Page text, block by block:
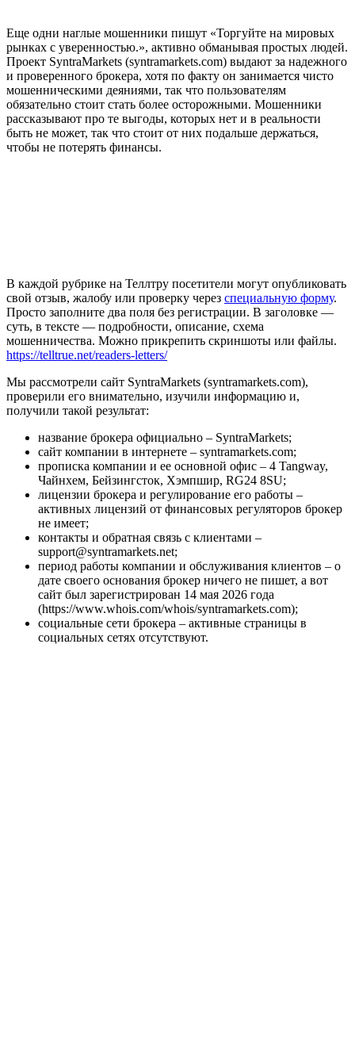
Еще одни наглые мошенники пишут «Торгуйте на мировых
рынках с уверенностью.», активно обманывая простых людей.
Проект SyntraMarkets (syntramarkets.com) выдают за надежного
и проверенного брокера, хотя по факту он занимается чисто
мошенническими деяниями, так что пользователям
обязательно стоит стать более осторожными. Мошенники
рассказывают про те выгоды, которых нет и в реальности
быть не может, так что стоит от них подальше держаться,
чтобы не потерять финансы.
В каждой рубрике на Теллтру посетители могут опубликовать
свой отзыв, жалобу или проверку через специальную форму.
Просто заполните два поля без регистрации. В заголовке —
суть, в тексте — подробности, описание, схема
мошенничества. Можно прикрепить скриншоты или файлы.
https://telltrue.net/readers-letters/
Мы рассмотрели сайт SyntraMarkets (syntramarkets.com),
проверили его внимательно, изучили информацию и,
получили такой результат:
название брокера официально – SyntraMarkets;
сайт компании в интернете – syntramarkets.com;
прописка компании и ее основной офис – 4 Tangway,
Чайнхем, Бейзингсток, Хэмпшир, RG24 8SU;
лицензии брокера и регулирование его работы –
активных лицензий от финансовых регуляторов брокер
не имеет;
контакты и обратная связь с клиентами –
support@syntramarkets.net;
период работы компании и обслуживания клиентов – о
дате своего основания брокер ничего не пишет, а вот
сайт был зарегистрирован 14 мая 2026 года
(https://www.whois.com/whois/syntramarkets.com);
социальные сети брокера – активные страницы в
социальных сетях отсутствуют.